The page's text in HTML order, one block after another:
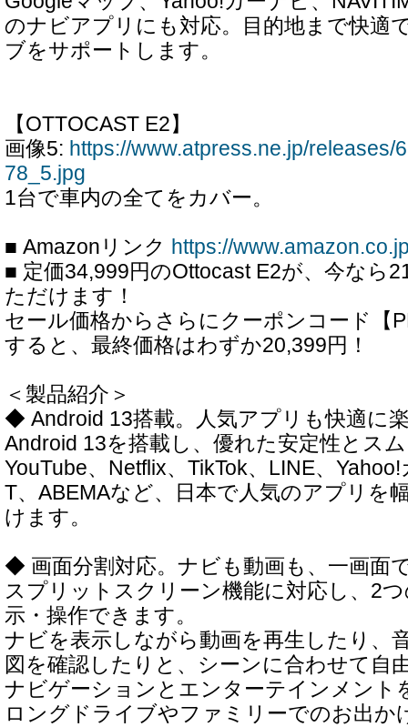
のナビアプリにも対応。目的地まで快適
ブをサポートします。
【OTTOCAST E2】
画像5: https://www.atpress.ne.jp/releases/
78_5.jpg
1台で車内の全てをカバー。
■ Amazonリンク https://
■ 定価34,999円のOttocast E2が、今なら
ただけます！
セール価格からさらにクーポンコード【
すると、最終価格はわずか20,399円！
＜製品紹介＞
◆ Android 13搭載。人気アプリも快適に
Android 13を搭載し、優れた安定性とス
YouTube、Netflix、TikTok、LINE、
T、ABEMAなど、日本で人気のアプリを
けます。
◆ 画面分割対応。ナビも動画も、一画面
スプリットスクリーン機能に対応し、2
示・操作できます。
ナビを表示しながら動画を再生したり、
図を確認したりと、シーンに合わせて自
ナビゲーションとエンターテインメント
ロングドライブやファミリーでのお出か